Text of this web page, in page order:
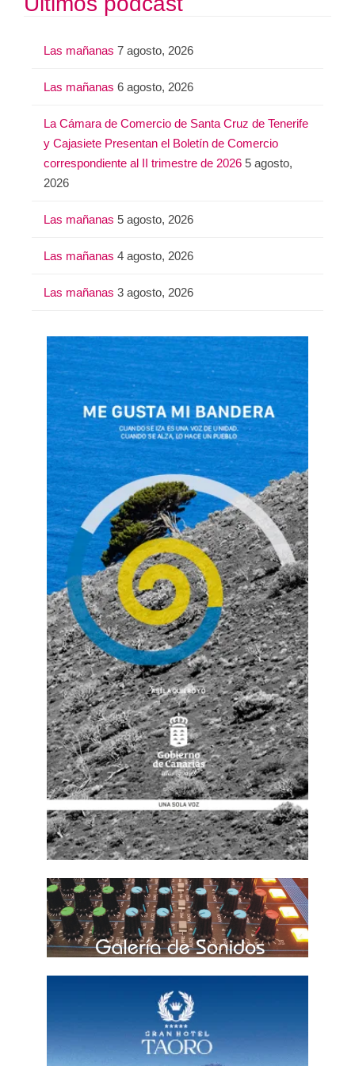
Las mañanas 7 agosto, 2026
Las mañanas 6 agosto, 2026
La Cámara de Comercio de Santa Cruz de Tenerife
y Cajasiete Presentan el Boletín de Comercio
correspondiente al II trimestre de 2026 5 agosto,
2026
Las mañanas 5 agosto, 2026
Las mañanas 4 agosto, 2026
Las mañanas 3 agosto, 2026